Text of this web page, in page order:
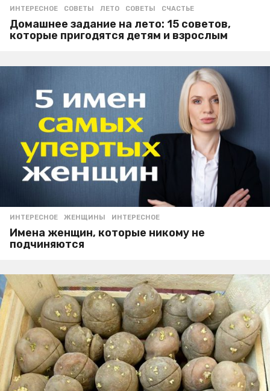
ИНТЕРЕСНОЕ ,СОВЕТЫ ЛЕТО ,СОВЕТЫ ,СЧАСТЬЕ
Домашнее задание на лето: 15 советов,
которые пригодятся детям и взрослым
ИНТЕРЕСНОЕ ЖЕНЩИНЫ ,ИНТЕРЕСНОЕ
Имена женщин, которые никому не
подчиняются